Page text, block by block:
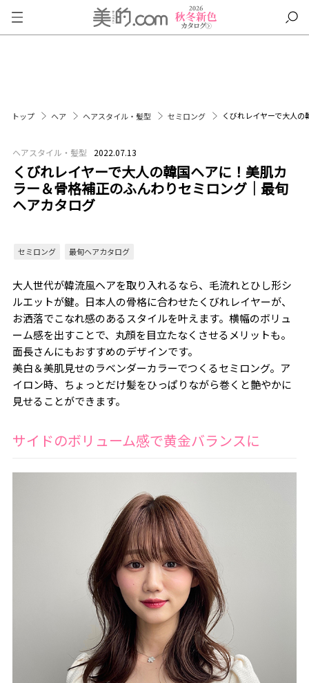
トップ ヘア ヘアスタイル・髪型 セミロング くびれレイヤーで大人
ヘアスタイル・髪型 2022.07.13
くびれレイヤーで大人の韓国ヘアに！美肌カ
ラー＆骨格補正のふんわりセミロング｜最旬
ヘアカタログ
セミロング 最旬ヘアカタログ
大人世代が韓流風ヘアを取り入れるなら、毛流れとひし形シ
ルエットが鍵。日本人の骨格に合わせたくびれレイヤーが、
お洒落でこなれ感のあるスタイルを叶えます。横幅のボリュ
ーム感を出すことで、丸顔を目立たなくさせるメリットも。
面長さんにもおすすめのデザインです。
美白＆美肌見せのラベンダーカラーでつくるセミロング。ア
イロン時、ちょっとだけ髪をひっぱりながら巻くと艶やかに
見せることができます。
サイドのボリューム感で黄金バランスに